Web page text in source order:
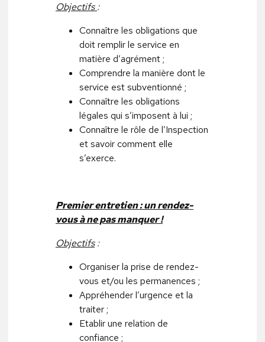
Objectifs:
Connaître les obligations que
doit remplir le service en
matière d’agrément ;
Comprendre la manière dont le
service est subventionné ;
Connaître les obligations
légales qui s’imposent à lui ;
Connaître le rôle de l’Inspection
et savoir comment elle
s’exerce.
Premier entretien : un rendez-
vous à ne pas manquer !
Objectifs:
Organiser la prise de rendez-
vous et/ou les permanences ;
Appréhender l’urgence et la
traiter ;
Etablir une relation de
confiance ;